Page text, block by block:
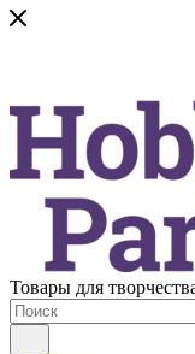
Товары для